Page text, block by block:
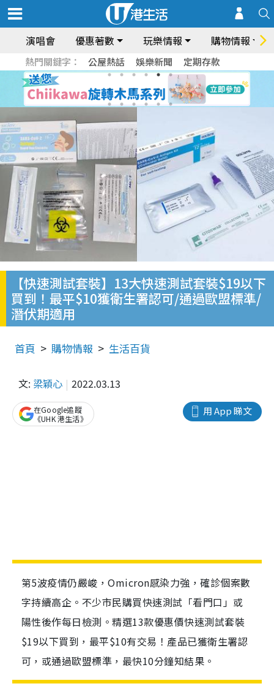
演唱會 優惠著數 玩樂情報 購物情報
熱門關鍵字： 公屋熱話 娛樂新聞 定期存款
【快速測試套裝】13大快速測試套裝$19以下
買到！最平$10獲衛生署認可/通過歐盟標準/
潛伏期適用
首頁 購物情報 生活百貨
文: 梁穎心 2022.03.13
用 App 睇文
在Google追蹤
《UHK 港生活》
第5波疫情仍嚴峻，Omicron感染力強，確診個案數
字持續高企。不少市民購買快速測試「看門口」或
陽性後作每日檢測。精選13款優惠價快速測試套裝
$19以下買到，最平$10有交易！產品已獲衛生署認
可，或通過歐盟標準，最快10分鐘知結果。